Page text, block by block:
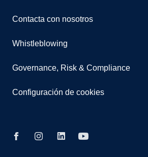
Contacta con nosotros
Whistleblowing
Governance, Risk & Compliance
Configuración de cookies